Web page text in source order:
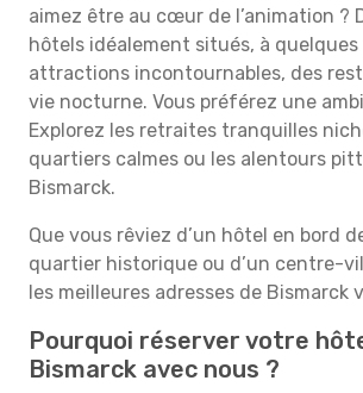
aimez être au cœur de l’animation ?
hôtels idéalement situés, à quelques
attractions incontournables, des
vie nocturne. Vous préférez une
Explorez les retraites tranquilles
quartiers calmes ou les alentours
Bismarck.
Que vous rêviez d’un hôtel en bord
quartier historique ou d’un centre-
les meilleures adresses de Bismarck
Pourquoi réserver votre
Bismarck avec nous ?